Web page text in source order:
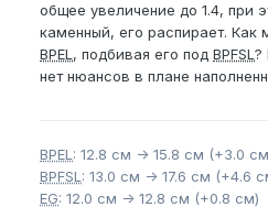
общее увеличение до 1.4, при
каменный, его распирает. Как
BPEL , подбивая его под BPFSL ?
нет нюансов в плане
BPEL : 12.8 см -> 15.8 см (+3.0
BPFSL : 13.0 см -> 17.6 см (+4.6
EG: 12.0 см -> 12.8 см (+0.8 см)